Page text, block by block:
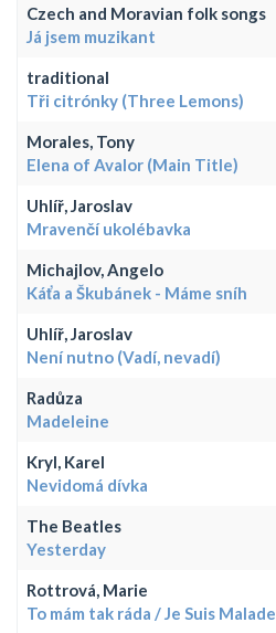
Czech and Moravian folk songs
Já jsem muzikant
traditional
Tři citrónky (Three Lemons)
Morales, Tony
Elena of Avalor (Main Title)
Uhlíř, Jaroslav
Mravenčí ukolébavka
Michajlov, Angelo
Káťa a Škubánek - Máme sníh
Uhlíř, Jaroslav
Není nutno (Vadí, nevadí)
Radůza
Madeleine
Kryl, Karel
Nevidomá dívka
The Beatles
Yesterday
Rottrová, Marie
To mám tak ráda / Je Suis Malade